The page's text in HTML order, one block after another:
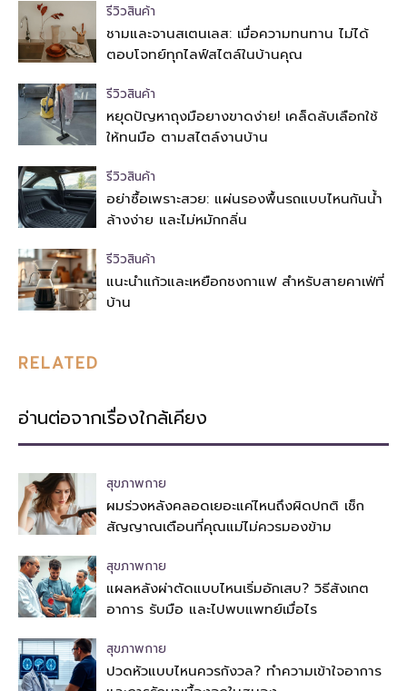
รีวิวสินค้า
ชามและจานสเตนเลส: เมื่อความทนทาน ไม่ได้
ตอบโจทย์ทุกไลฟ์สไตล์ในบ้านคุณ
รีวิวสินค้า
หยุดปัญหาถุงมือยางขาดง่าย! เคล็ดลับเลือกใช้
ให้ทนมือ ตามสไตล์งานบ้าน
รีวิวสินค้า
อย่าซื้อเพราะสวย: แผ่นรองพื้นรถแบบไหนกันน้ำ
ล้างง่าย และไม่หมักกลิ่น
รีวิวสินค้า
แนะนำแก้วและเหยือกชงกาแฟ สำหรับสายคาเฟ่ที่
บ้าน
RELATED
อ่านต่อจากเรื่องใกล้เคียง
สุขภาพกาย
ผมร่วงหลังคลอดเยอะแค่ไหนถึงผิดปกติ เช็ก
สัญญาณเตือนที่คุณแม่ไม่ควรมองข้าม
สุขภาพกาย
แผลหลังผ่าตัดแบบไหนเริ่มอักเสบ? วิธีสังเกต
อาการ รับมือ และไปพบแพทย์เมื่อไร
สุขภาพกาย
ปวดหัวแบบไหนควรกังวล? ทำความเข้าใจอาการ